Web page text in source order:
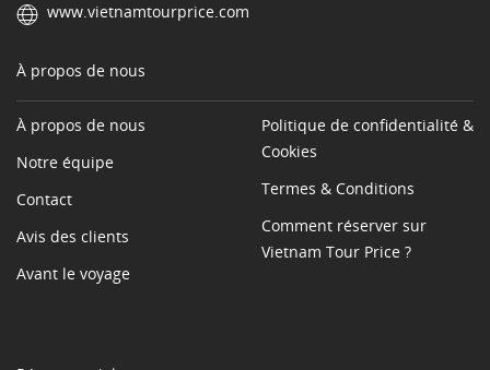
www.vietnamtourprice.com
À propos de nous
À propos de nous
Notre équipe
Contact
Avis des clients
Avant le voyage
Politique de confidentialité &
Cookies
Termes & Conditions
Comment réserver sur
Vietnam Tour Price ?